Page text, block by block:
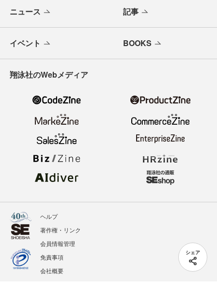
シェア
ニュース 記事
イベント BOOKS
翔泳社のWebメディア
ヘルプ
著作権・リンク
会員情報管理
免責事項
会社概要